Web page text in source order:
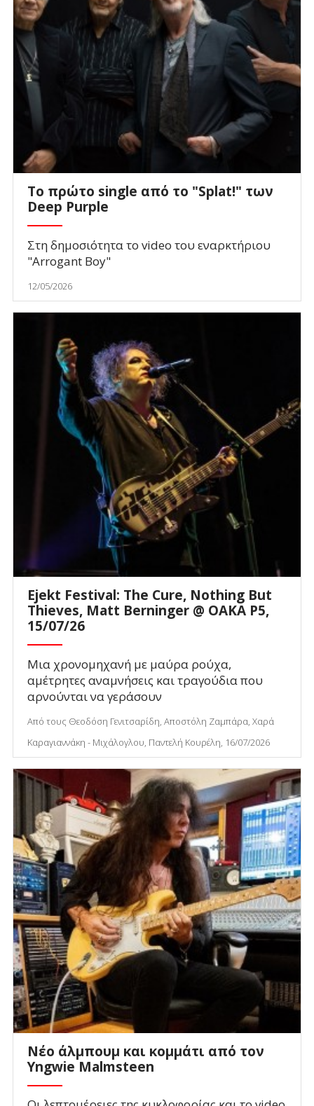
Το πρώτο single από το "Splat!" των
Deep Purple
Στη δημοσιότητα το video του εναρκτήριου
"Arrogant Boy"
12/05/2026
Ejekt Festival: The Cure, Nothing But
Thieves, Matt Berninger @ ΟΑΚΑ P5,
15/07/26
Μια χρονομηχανή με μαύρα ρούχα,
αμέτρητες αναμνήσεις και τραγούδια που
αρνούνται να γεράσουν
Από τους Θεοδόση Γενιτσαρίδη, Αποστόλη Ζαμπάρα, Χαρά
Καραγιαννάκη - Μιχάλογλου, Παντελή Κουρέλη, 16/07/2026
Νέο άλμπουμ και κομμάτι από τον
Yngwie Malmsteen